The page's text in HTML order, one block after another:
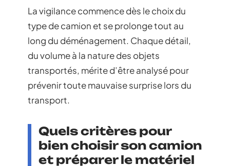
La vigilance commence dès le choix du
type de camion et se prolonge tout au
long du déménagement. Chaque détail,
du volume à la nature des objets
transportés, mérite d’être analysé pour
prévenir toute mauvaise surprise lors du
transport.
Quels critères pour
bien choisir son camion
et préparer le matériel